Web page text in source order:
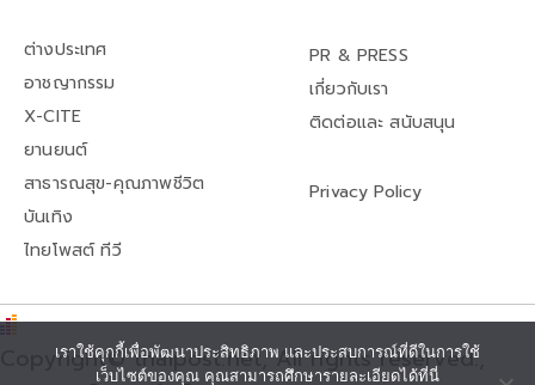
ต่างประเทศ
อาชญากรรม
X-CITE
ยานยนต์
สาธารณสุข-คุณภาพชีวิต
บันเทิง
ไทยโพสต์ ทีวี
PR & PRESS
เกี่ยวกับเรา
ติดต่อและ สนับสนุน
Privacy Policy
Copyright© thaipost.net, All rights reserved.,
เราใช้คุกกี้เพื่อพัฒนาประสิทธิภาพ และประสบการณ์ที่ดีในการใช้
เว็บไซต์ของคุณ คุณสามารถศึกษารายละเอียดได้ที่นี่